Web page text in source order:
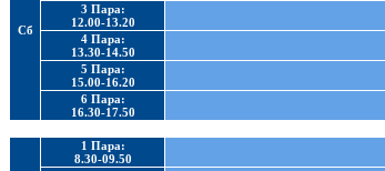
Сб
3 Пара:
12.00-13.20
4 Пара:
13.30-14.50
5 Пара:
15.00-16.20
6 Пара:
16.30-17.50
1 Пара:
8.30-09.50